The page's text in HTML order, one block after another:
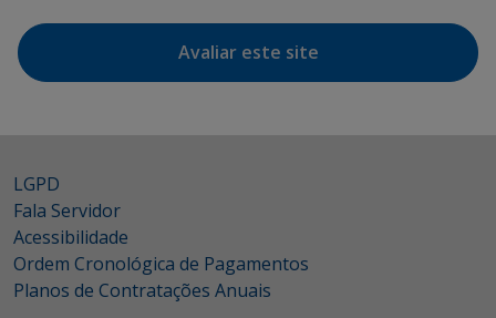
Avaliar este site
LGPD
Fala Servidor
Acessibilidade
Ordem Cronológica de Pagamentos
Planos de Contratações Anuais